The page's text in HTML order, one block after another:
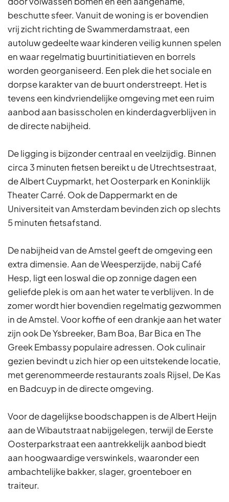
beschutte sfeer. Vanuit de woning is er bovendien
vrij zicht richting de Swammerdamstraat, een
autoluw gedeelte waar kinderen veilig kunnen spelen
en waar regelmatig buurtinitiatieven en borrels
worden georganiseerd. Een plek die het sociale en
dorpse karakter van de buurt onderstreept. Het is
tevens een kindvriendelijke omgeving met een ruim
aanbod aan basisscholen en kinderdagverblijven in
de directe nabijheid.
De ligging is bijzonder centraal en veelzijdig. Binnen
circa 3 minuten fietsen bereikt u de Utrechtsestraat,
de Albert Cuypmarkt, het Oosterpark en Koninklijk
Theater Carré. Ook de Dappermarkt en de
Universiteit van Amsterdam bevinden zich op slechts
5 minuten fietsafstand.
De nabijheid van de Amstel geeft de omgeving een
extra dimensie. Aan de Weesperzijde, nabij Café
Hesp, ligt een loswal die op zonnige dagen een
geliefde plek is om aan het water te verblijven. In de
zomer wordt hier bovendien regelmatig gezwommen
in de Amstel. Voor koffie of een drankje aan het water
zijn ook De Ysbreeker, Bam Boa, Bar Bica en The
Greek Embassy populaire adressen. Ook culinair
gezien bevindt u zich hier op een uitstekende locatie,
met gerenommeerde restaurants zoals Rijsel, De Kas
en Badcuyp in de directe omgeving.
Voor de dagelijkse boodschappen is de Albert Heijn
aan de Wibautstraat nabijgelegen, terwijl de Eerste
Oosterparkstraat een aantrekkelijk aanbod biedt
aan hoogwaardige verswinkels, waaronder een
ambachtelijke bakker, slager, groenteboer en
traiteur.